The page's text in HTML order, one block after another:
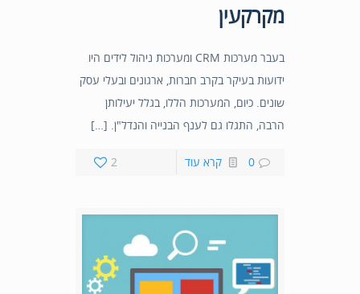
מקרקעין
בעבר מערכות CRM ומערכות ניהול לידים היו
ידועות בעיקר בקרב חברות, ארגונים ובעלי עסק
שונים. כיום, המערכות הללו, בגלל יעילותן
הרבה, התגלו גם לענף הבנייה והנדל"ן. […]
2 0 קרא עוד